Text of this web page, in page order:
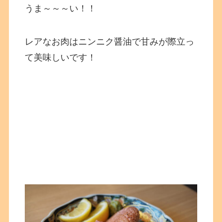
うま～～～い！！
レアなお肉はニンニク醤油で甘みが際立っ
て美味しいです！